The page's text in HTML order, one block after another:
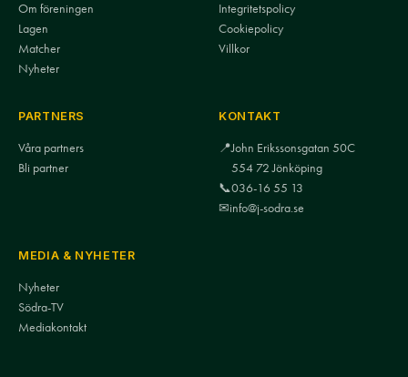
Om föreningen
Lagen
Matcher
Nyheter
Integritetspolicy
Cookiepolicy
Villkor
PARTNERS
Våra partners
Bli partner
KONTAKT
📍John Erikssonsgatan 50C
554 72 Jönköping
📞036-16 55 13
✉info@j-sodra.se
MEDIA & NYHETER
Nyheter
Södra-TV
Mediakontakt